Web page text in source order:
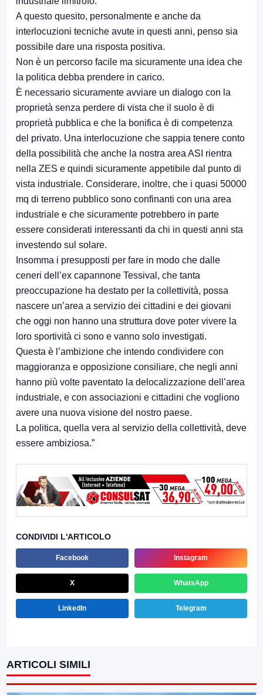
A questo quesito, personalmente e anche da
interlocuzioni tecniche avute in questi anni, penso sia
possibile dare una risposta positiva.
Non è un percorso facile ma sicuramente una idea che
la politica debba prendere in carico.
È necessario sicuramente avviare un dialogo con la
proprietà senza perdere di vista che il suolo è di
proprietà pubblica e che la bonifica è di competenza
del privato. Una interlocuzione che sappia tenere conto
della possibilità che anche la nostra area ASI rientra
nella ZES e quindi sicuramente appetibile dal punto di
vista industriale. Considerare, inoltre, che i quasi 50000
mq di terreno pubblico sono confinanti con una area
industriale e che sicuramente potrebbero in parte
essere considerati interessanti da chi in questi anni sta
investendo sul solare.
Insomma i presupposti per fare in modo che dalle
ceneri dell’ex capannone Tessival, che tanta
preoccupazione ha destato per la collettività, possa
nascere un’area a servizio dei cittadini e dei giovani
che oggi non hanno una struttura dove poter vivere la
loro sportività ci sono e vanno solo investigati.
Questa è l’ambizione che intendo condividere con
maggioranza e opposizione consiliare, che negli anni
hanno più volte paventato la delocalizzazione dell’area
industriale, e con associazioni e cittadini che vogliono
avere una nuova visione del nostro paese.
La politica, quella vera al servizio della collettività, deve
essere ambiziosa.”
CONDIVIDI L'ARTICOLO
Facebook Instagram
X WhatsApp
LinkedIn Telegram
ARTICOLI SIMILI